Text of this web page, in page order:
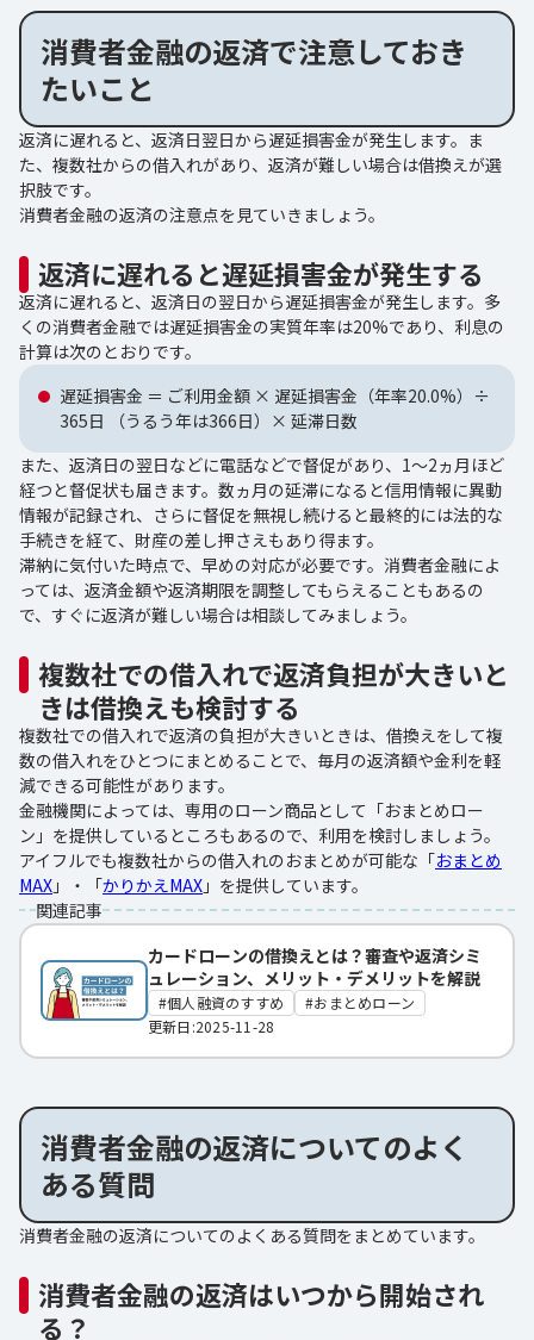
消費者金融の返済で注意しておき
たいこと
返済に遅れると、返済日翌日から遅延損害金が発生します。ま
た、複数社からの借入れがあり、返済が難しい場合は借換えが選
択肢です。
消費者金融の返済の注意点を見ていきましょう。
返済に遅れると遅延損害金が発生する
返済に遅れると、返済日の翌日から遅延損害金が発生します。多
くの消費者金融では遅延損害金の実質年率は20%であり、利息の
計算は次のとおりです。
遅延損害金 ＝ ご利用金額 × 遅延損害金（年率20.0%）÷
365日 （うるう年は366日）× 延滞日数
また、返済日の翌日などに電話などで督促があり、1～2ヵ月ほど
経つと督促状も届きます。数ヵ月の延滞になると信用情報に異動
情報が記録され、さらに督促を無視し続けると最終的には法的な
手続きを経て、財産の差し押さえもあり得ます。
滞納に気付いた時点で、早めの対応が必要です。消費者金融によ
っては、返済金額や返済期限を調整してもらえることもあるの
で、すぐに返済が難しい場合は相談してみましょう。
複数社での借入れで返済負担が大きいと
きは借換えも検討する
複数社での借入れで返済の負担が大きいときは、借換えをして複
数の借入れをひとつにまとめることで、毎月の返済額や金利を軽
減できる可能性があります。
金融機関によっては、専用のローン商品として「おまとめロー
ン」を提供しているところもあるので、利用を検討しましょう。
アイフルでも複数社からの借入れのおまとめが可能な「おまとめ
MAX 」・「かりかえMAX 」を提供しています。
関連記事
カードローンの借換えとは？審査や返済シミ
ュレーション、メリット・デメリットを解説
個人融資のすすめ
おまとめローン
更新日:2025-11-28
消費者金融の返済についてのよく
ある質問
消費者金融の返済についてのよくある質問をまとめています。
消費者金融の返済はいつから開始され
る？